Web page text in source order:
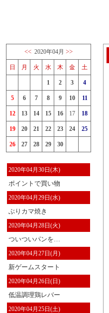
<< 2020年04月 >>
日 月 火 水 木 金 土
1 2 3 4
5 6 7 8 9 10 11
12 13 14 15 16 17 18
19 20 21 22 23 24 25
26 27 28 29 30
2020年04月30日(木)
ポイントで買い物
2020年04月29日(水)
ぶりカマ焼き
2020年04月28日(火)
ついついパンを…
2020年04月27日(月)
新ゲームスタート
2020年04月26日(日)
低温調理鶏レバー
2020年04月25日(土)